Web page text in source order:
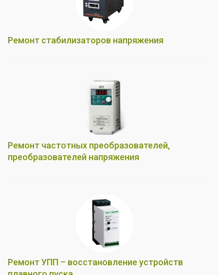
Ремонт стабилизаторов напряжения
Ремонт частотных преобразователей,
преобразователей напряжения
Ремонт УПП – восстановление устройств